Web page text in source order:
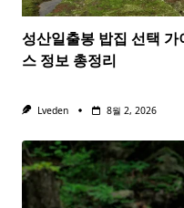
성산일출봉 밥집 선택
스 정보 총정리
Lveden 8월 2, 2026